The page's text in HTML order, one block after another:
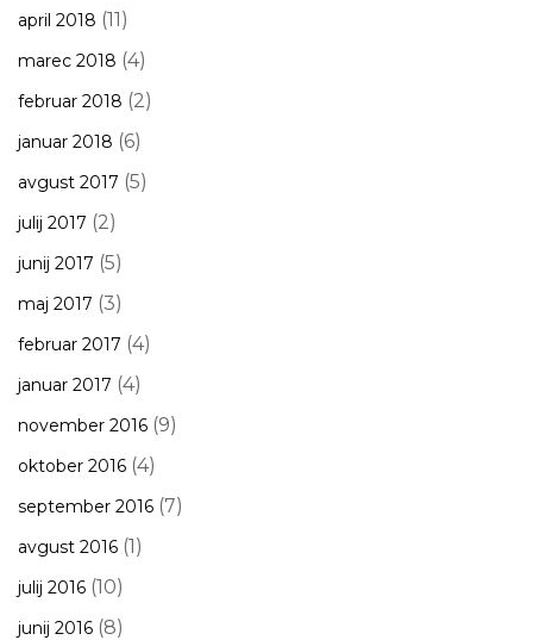
april 2018 (11)
marec 2018 (4)
februar 2018 (2)
januar 2018 (6)
avgust 2017 (5)
julij 2017 (2)
junij 2017 (5)
maj 2017 (3)
februar 2017 (4)
januar 2017 (4)
november 2016 (9)
oktober 2016 (4)
september 2016 (7)
avgust 2016 (1)
julij 2016 (10)
junij 2016 (8)